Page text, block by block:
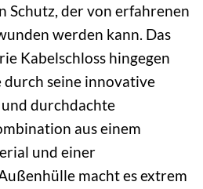
Schutz, der von erfahrenen
werden kann. Das
Kabelschloss hingegen
durch seine innovative
durchdachte
aus einem
und einer
macht es extrem